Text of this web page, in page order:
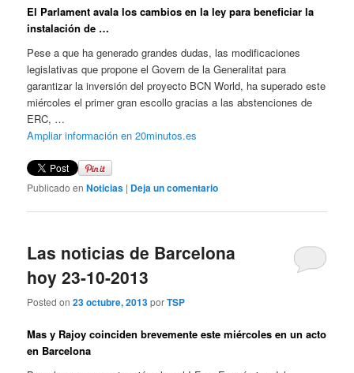
El Parlament avala los cambios en la ley para beneficiar la
instalación de …
Pese a que ha generado grandes dudas, las modificaciones
legislativas que propone el Govern de la Generalitat para
garantizar la inversión del proyecto BCN World, ha superado este
miércoles el primer gran escollo gracias a las abstenciones de
ERC, …
Ampliar información en 20minutos.es
Publicado en Noticias | Deja un comentario
Las noticias de Barcelona
hoy 23-10-2013
Posted on23 octubre, 2013porTSP
Mas y Rajoy coinciden brevemente este miércoles en un acto
en Barcelona